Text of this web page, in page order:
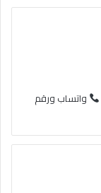
واتساب ورقم